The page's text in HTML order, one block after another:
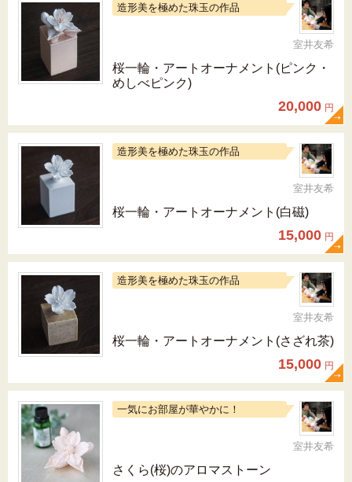
造形美を極めた珠玉の作品
室井友希
桜一輪・アートオーナメント(ピンク・
めしべピンク)
20,000 円
造形美を極めた珠玉の作品
室井友希
桜一輪・アートオーナメント(白磁)
15,000 円
造形美を極めた珠玉の作品
室井友希
桜一輪・アートオーナメント(さざれ茶)
15,000 円
一気にお部屋が華やかに！
室井友希
さくら(桜)のアロマストーン